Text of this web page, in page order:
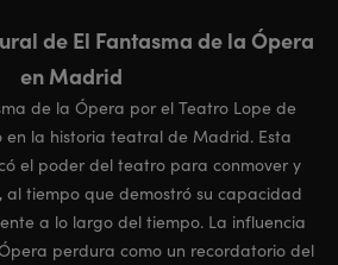
de El Fantasma de la Ópera
en Madrid
de la Ópera por el Teatro Lope de
en la historia teatral de Madrid. Esta
el poder del teatro para conmover y
al tiempo que demostró su capacidad
a lo largo del tiempo. La influencia
perdura como un recordatorio del